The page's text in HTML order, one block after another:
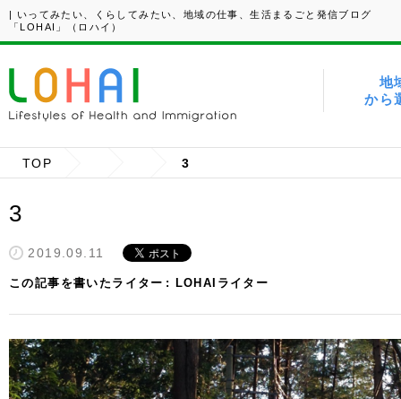
| いってみたい、くらしてみたい、地域の仕事、生活まるごと発信ブログ
「LOHAI」（ロハイ）
地
から
TOP 3
3
2019.09.11
この記事を書いたライター LOHAIライター